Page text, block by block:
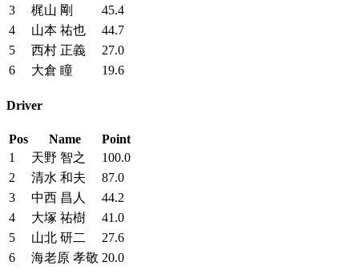
3
梶山 剛
45.4
4
山本 祐也
44.7
5
西村 正義
27.0
6
大倉 瞳 19.6
Driver
Pos Name
Point
1
天野 智之
100.0
2
清水 和夫
87.0
3
中西 昌人
44.2
4
大塚 祐樹
41.0
5
山北 研二
27.6
6
海老原 孝敬 20.0